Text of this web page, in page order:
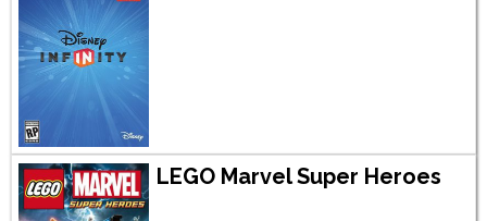
LEGO Marvel Super Heroes